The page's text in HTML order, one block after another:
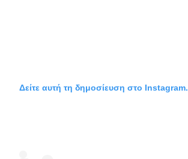
Δείτε αυτή τη δημοσίευση στο Instagram.